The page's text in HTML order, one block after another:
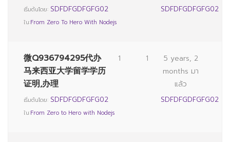
เริ่มต้นโดย: SDFDFGDFGFG02
ใน:From Zero To Hero With Nodejs
SDFDFGDFGFG02
微Q936794295代办
马来西亚大学留学学历
证明,办理
เริ่มต้นโดย: SDFDFGDFGFG02
ใน:From Zero to Hero with Nodejs
1 1
5 years, 2
months มา
แล้ว
SDFDFGDFGFG02